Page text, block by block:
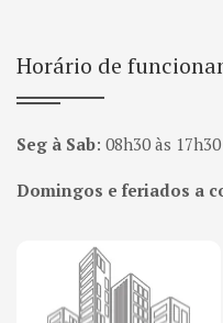
Horário de
Seg à Sab: 08h30 às 17h30
Domingos e feriados a
Página inicial